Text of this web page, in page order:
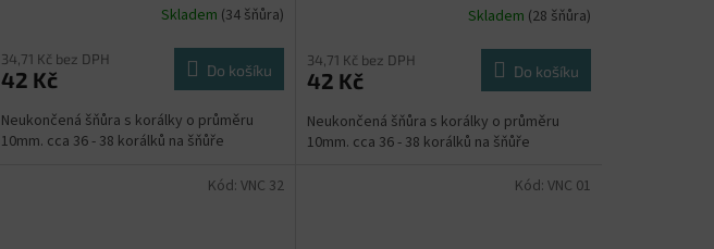
Skladem (34 šňůra)
34,71 Kč bez DPH
42 Kč Do košíku
Neukončená šňůra s korálky o průměru
10mm. cca 36 - 38 korálků na šňůře
Skladem (28 šňůra)
34,71 Kč bez DPH
42 Kč Do košíku
Neukončená šňůra s korálky o průměru
10mm. cca 36 - 38 korálků na šňůře
Kód: VNC 32 Kód: VNC 01